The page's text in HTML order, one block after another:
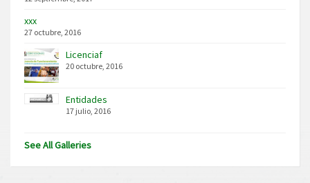
xxx
27 octubre, 2016
Licenciaf
20 octubre, 2016
Entidades
17 julio, 2016
See All Galleries